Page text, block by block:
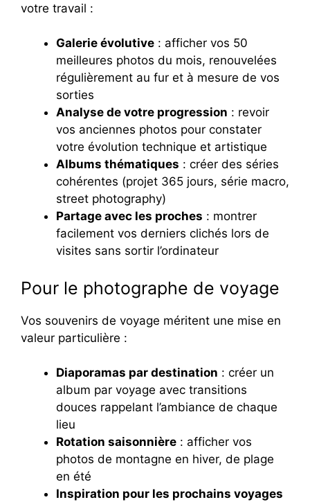
votre travail :
Galerie évolutive : afficher vos 50
meilleures photos du mois, renouvelées
régulièrement au fur et à mesure de vos
sorties
Analyse de votre progression : revoir
vos anciennes photos pour constater
votre évolution technique et artistique
Albums thématiques : créer des séries
cohérentes (projet 365 jours, série macro,
street photography)
Partage avec les proches : montrer
facilement vos derniers clichés lors de
visites sans sortir l’ordinateur
Pour le photographe de voyage
Vos souvenirs de voyage méritent une mise en
valeur particulière :
Diaporamas par destination : créer un
album par voyage avec transitions
douces rappelant l’ambiance de chaque
lieu
Rotation saisonnière : afficher vos
photos de montagne en hiver, de plage
en été
Inspiration pour les prochains voyages